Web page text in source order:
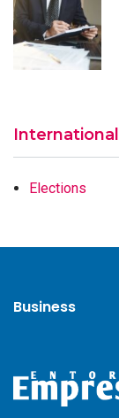
International
Elections
Business